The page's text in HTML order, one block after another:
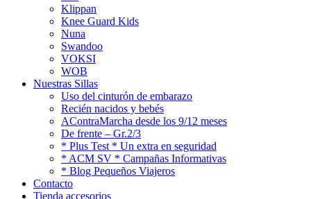
Klippan
Knee Guard Kids
Nuna
Swandoo
VOKSI
WOB
Nuestras Sillas
Uso del cinturón de embarazo
Recién nacidos y bebés
AContraMarcha desde los 9/12 meses
De frente – Gr.2/3
* Plus Test * Un extra en seguridad
* ACM SV * Campañas Informativas
* Blog Pequeños Viajeros
Contacto
Tienda accesorios